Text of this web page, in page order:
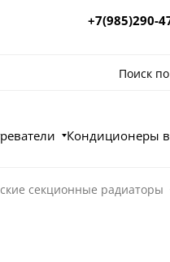
+7(985)290-
Поиск
Кондиционеры
секционные радиаторы